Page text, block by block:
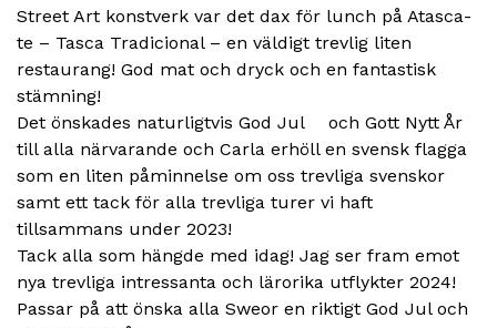
Street Art konstverk var det dax för lunch på Atasca-
te – Tasca Tradicional – en väldigt trevlig liten
restaurang! God mat och dryck och en fantastisk
stämning!
Det önskades naturligtvis God Jul
och Gott Nytt År
till alla närvarande och Carla erhöll en svensk flagga
som en liten påminnelse om oss trevliga svenskor
samt ett tack för alla trevliga turer vi haft
tillsammans under 2023!
Tack alla som hängde med idag! Jag ser fram emot
nya trevliga intressanta och lärorika utflykter 2024!
Passar på att önska alla Sweor en riktigt God Jul och